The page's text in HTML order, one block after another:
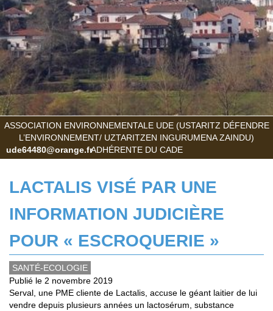
ASSOCIATION ENVIRONNEMENTALE UDE (USTARITZ DÉFENDRE
L’ENVIRONNEMENT/ UZTARITZEN INGURUMENA ZAINDU)
ADHÉRENTE DU CADE
ude64480@orange.fr
LACTALIS VISÉ PAR UNE
INFORMATION JUDICIÈRE
POUR « ESCROQUERIE »
SANTÉ-ECOLOGIE
Publié le 2 novembre 2019
Serval, une PME cliente de Lactalis, accuse le géant laitier de lui
vendre depuis plusieurs années un lactosérum, substance